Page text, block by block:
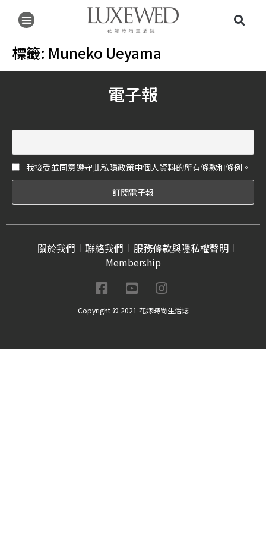
標籤: Muneko Ueyama
電子報
我接受並同意遵守此私隱政策中個人資料的所有條款和條例。
關於我們 聯絡我們
服務條款與隱私權聲明
Membership
Copyright © 2021 花嫁時尚生活誌